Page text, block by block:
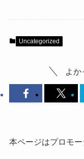
Uncategorized
よか
本ページはプロモ